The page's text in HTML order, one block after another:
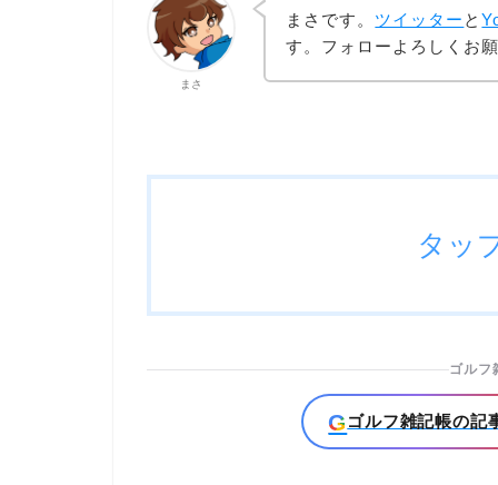
まさ
まさです。 ツイッター と
す。フォローよろしくお
タッ
ゴルフ
Gゴルフ雑記帳の記